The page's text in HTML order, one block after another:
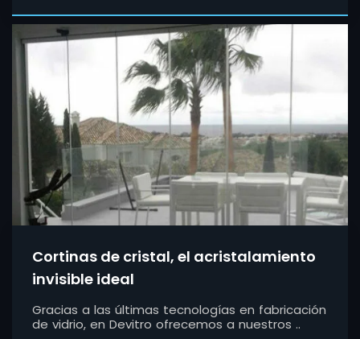
Cortinas de cristal, el acristalamiento
invisible ideal
Gracias a las últimas tecnologías en fabricación
de vidrio, en Devitro ofrecemos a nuestros ..